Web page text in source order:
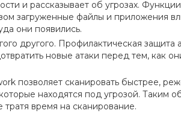
и рассказывает об угрозах.
загруженные файлы и приложения
они появились.
другого. Профилактическая защита
новые атаки перед тем, как
позволяет сканировать быстрее,
находятся под угрозой. Таким
время на сканирование.